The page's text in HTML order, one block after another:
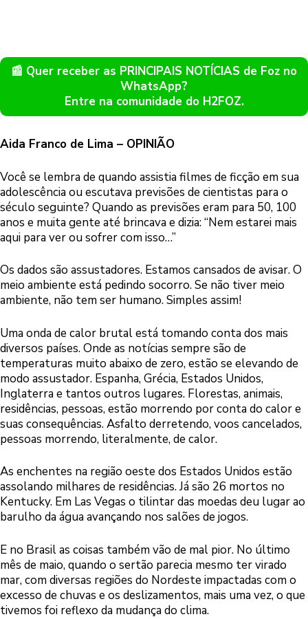
📰 Quer receber as PRINCIPAIS NOTÍCIAS de Foz no
WhatsApp?
Entre na comunidade do H2FOZ.
Aida Franco de Lima – OPINIÃO
Você se lembra de quando assistia filmes de ficção em sua
adolescência ou escutava previsões de cientistas para o
século seguinte? Quando as previsões eram para 50, 100
anos e muita gente até brincava e dizia: “Nem estarei mais
aqui para ver ou sofrer com isso…”
Os dados são assustadores. Estamos cansados de avisar. O
meio ambiente está pedindo socorro. Se não tiver meio
ambiente, não tem ser humano. Simples assim!
Uma onda de calor brutal está tomando conta dos mais
diversos países. Onde as notícias sempre são de
temperaturas muito abaixo de zero, estão se elevando de
modo assustador. Espanha, Grécia, Estados Unidos,
Inglaterra e tantos outros lugares. Florestas, animais,
residências, pessoas, estão morrendo por conta do calor e
suas consequências. Asfalto derretendo, voos cancelados,
pessoas morrendo, literalmente, de calor.
As enchentes na região oeste dos Estados Unidos estão
assolando milhares de residências. Já são 26 mortos no
Kentucky. Em Las Vegas o tilintar das moedas deu lugar ao
barulho da água avançando nos salões de jogos.
E no Brasil as coisas também vão de mal pior. No último
mês de maio, quando o sertão parecia mesmo ter virado
mar, com diversas regiões do Nordeste impactadas com o
excesso de chuvas e os deslizamentos, mais uma vez, o que
tivemos foi reflexo da mudança do clima.